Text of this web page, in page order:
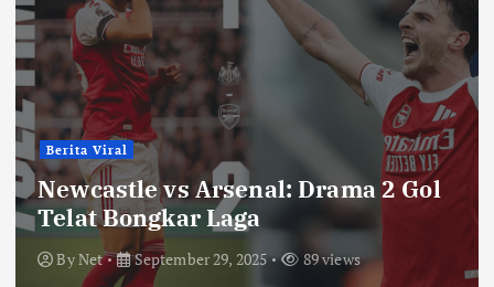
Berita Viral
Newcastle vs Arsenal: Drama 2 Gol
Telat Bongkar Laga
ByNet September 29, 2025 89 views